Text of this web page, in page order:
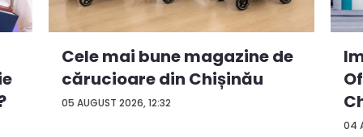
05 AUGUST 2026, 12:32
Cele mai bune magazine de
cărucioare din Chișinău
04